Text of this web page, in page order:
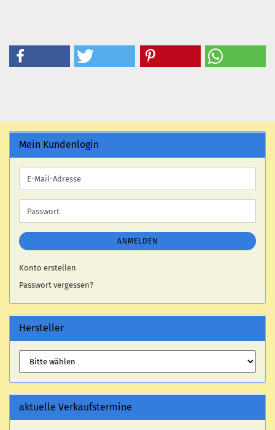
Mein Kundenlogin
E-
Mail-
Adresse
Passwort
ANMELDEN
Konto erstellen
Passwort vergessen?
Hersteller
aktuelle Verkaufstermine